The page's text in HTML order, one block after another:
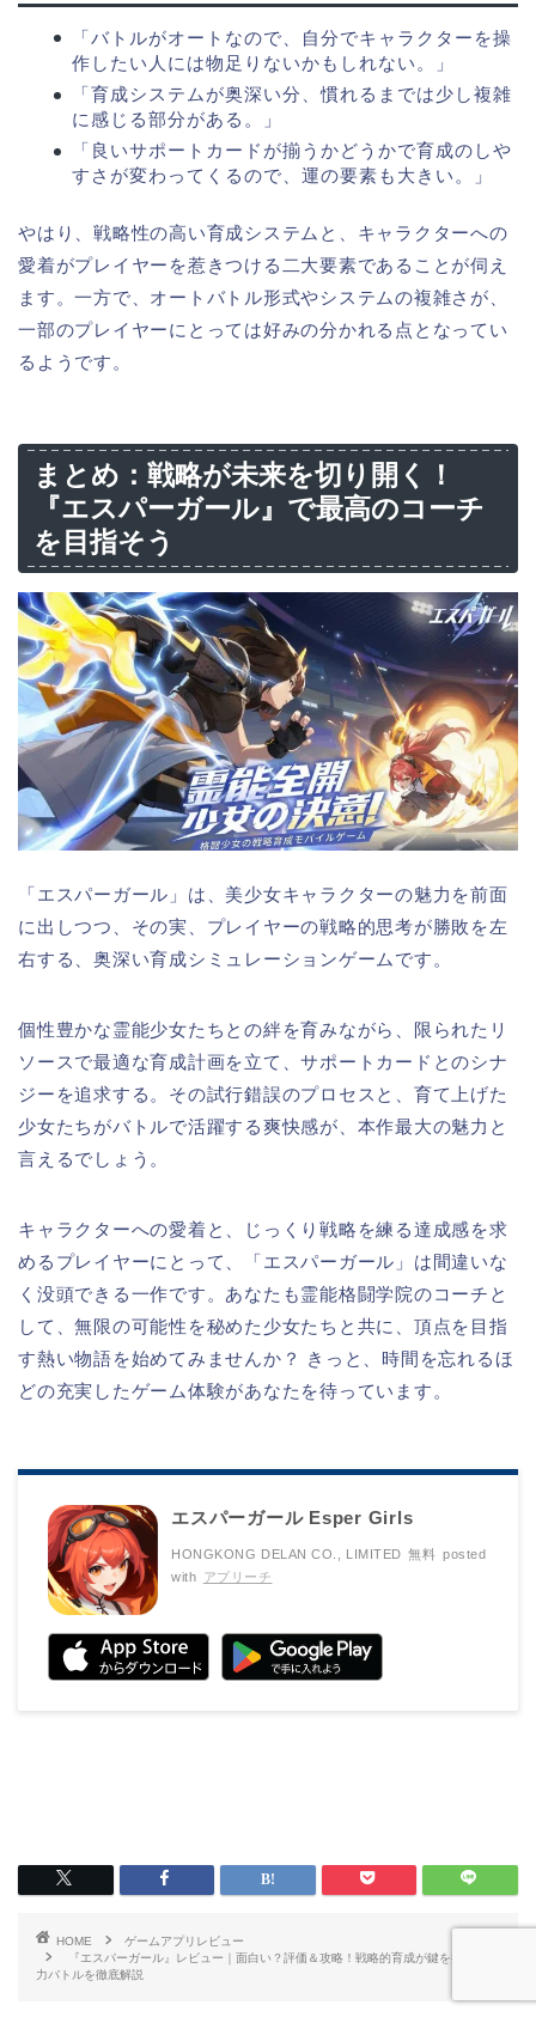
「バトルがオートなので、自分でキャラクターを操
作したい人には物足りないかもしれない。」
「育成システムが奥深い分、慣れるまでは少し複雑
に感じる部分がある。」
「良いサポートカードが揃うかどうかで育成のしや
すさが変わってくるので、運の要素も大きい。」
やはり、戦略性の高い育成システムと、キャラクターへの
愛着がプレイヤーを惹きつける二大要素であることが伺え
ます。一方で、オートバトル形式やシステムの複雑さが、
一部のプレイヤーにとっては好みの分かれる点となってい
るようです。
まとめ：戦略が未来を切り開く！
『エスパーガール』で最高のコーチ
を目指そう
「エスパーガール」は、美少女キャラクターの魅力を前面
に出しつつ、その実、プレイヤーの戦略的思考が勝敗を左
右する、奥深い育成シミュレーションゲームです。
個性豊かな霊能少女たちとの絆を育みながら、限られたリ
ソースで最適な育成計画を立て、サポートカードとのシナ
ジーを追求する。その試行錯誤のプロセスと、育て上げた
少女たちがバトルで活躍する爽快感が、本作最大の魅力と
言えるでしょう。
キャラクターへの愛着と、じっくり戦略を練る達成感を求
めるプレイヤーにとって、「エスパーガール」は間違いな
く没頭できる一作です。あなたも霊能格闘学院のコーチと
して、無限の可能性を秘めた少女たちと共に、頂点を目指
す熱い物語を始めてみませんか？ きっと、時間を忘れるほ
どの充実したゲーム体験があなたを待っています。
エスパーガール Esper Girls
HONGKONG DELAN CO., LIMITED 無料 posted
with アプリーチ
HOME
ゲームアプリレビュー
『エスパーガール』レビュー｜面白い？評価＆攻略！戦略的育成が鍵を握る超能
力バトルを徹底解説